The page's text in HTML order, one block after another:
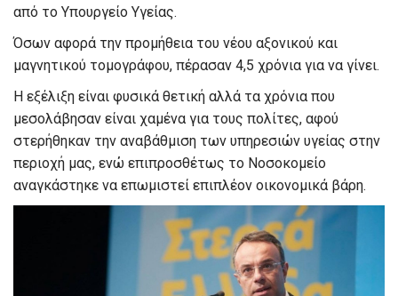
από το Υπουργείο Υγείας.
Όσων αφορά την προμήθεια του νέου αξονικού και
μαγνητικού τομογράφου, πέρασαν 4,5 χρόνια για να γίνει.
Η εξέλιξη είναι φυσικά θετική αλλά τα χρόνια που
μεσολάβησαν είναι χαμένα για τους πολίτες, αφού
στερήθηκαν την αναβάθμιση των υπηρεσιών υγείας στην
περιοχή μας, ενώ επιπροσθέτως το Νοσοκομείο
αναγκάστηκε να επωμιστεί επιπλέον οικονομικά βάρη.